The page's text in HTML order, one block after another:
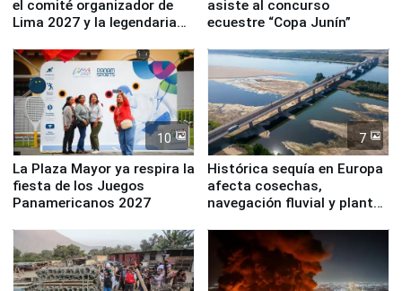
el comité organizador de
Lima 2027 y la legendaria
asiste al concurso
ecuestre “Copa Junín”
10
La Plaza Mayor ya respira la
fiesta de los Juegos
Panamericanos 2027
7
Histórica sequía en Europa
afecta cosechas,
navegación fluvial y plantas